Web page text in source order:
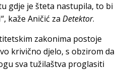
gdje je šteta nastupila, to bi
kaže Aničić za Detektor.
zakonima postoje
krivično djelo, s obzirom da
sva tužilaštva proglasiti